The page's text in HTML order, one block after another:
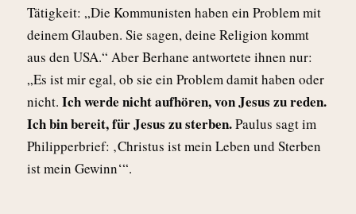
Tätigkeit: „Die Kommunisten haben ein Problem mit
deinem Glauben. Sie sagen, deine Religion kommt
aus den USA.“ Aber Berhane antwortete ihnen nur:
„Es ist mir egal, ob sie ein Problem damit haben oder
nicht. Ich werde nicht aufhören, von Jesus zu reden.
Ich bin bereit, für Jesus zu sterben.Paulus sagt im
Philipperbrief: ‚Christus ist mein Leben und Sterben
ist mein Gewinn‘“.